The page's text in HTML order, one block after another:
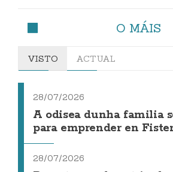
O MÁIS
VISTO ACTUAL
28/07/2026
A odisea dunha familia
para emprender en
28/07/2026